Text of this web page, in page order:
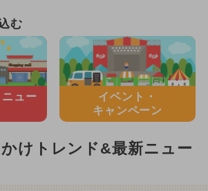
む
ニュー
イベント・
キャンペーン
けトレンド&最新ニュー